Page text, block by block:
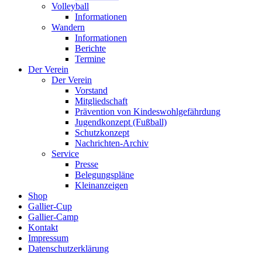
Volleyball
Informationen
Wandern
Informationen
Berichte
Termine
Der Verein
Der Verein
Vorstand
Mitgliedschaft
Prävention von Kindeswohlgefährdung
Jugendkonzept (Fußball)
Schutzkonzept
Nachrichten-Archiv
Service
Presse
Belegungspläne
Kleinanzeigen
Shop
Gallier-Cup
Gallier-Camp
Kontakt
Impressum
Datenschutzerklärung